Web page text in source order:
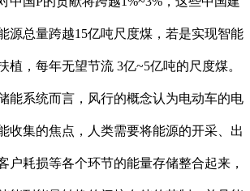
源总量跨越15亿吨尺度煤，若是实现智能
植，每年无望节流 3亿~5亿吨的尺度煤。
能系统而言，风行的概念认为电动车的电
收集的焦点，人类需要将能源的开采、出
户耗损等各个环节的能量存储整合起来，